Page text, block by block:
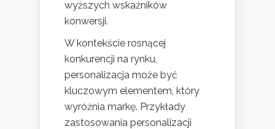
wyższych wskaźników
konwersji.
W kontekście rosnącej
konkurencji na rynku,
personalizacja może być
kluczowym elementem, który
wyróżnia markę. Przykłady
zastosowania personalizacji